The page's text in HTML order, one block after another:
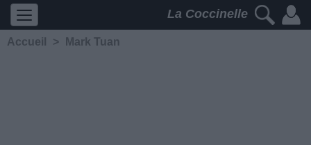
La Coccinelle
Accueil > Mark Tuan